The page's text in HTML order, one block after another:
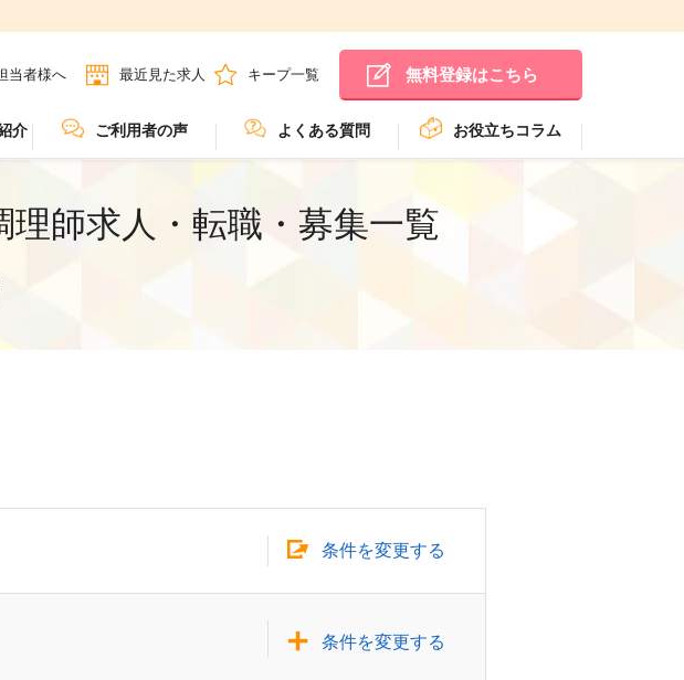
当者様へ 最近見た求人 キープ一覧 無料登録はこちら
介 ご利用者の声 よくある質問 お役立ちコラム
師求人・転職・募集一覧
条件を変更する
条件を変更する